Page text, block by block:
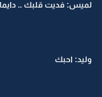
لميس: فديت قلبك ..
وليد: احبك